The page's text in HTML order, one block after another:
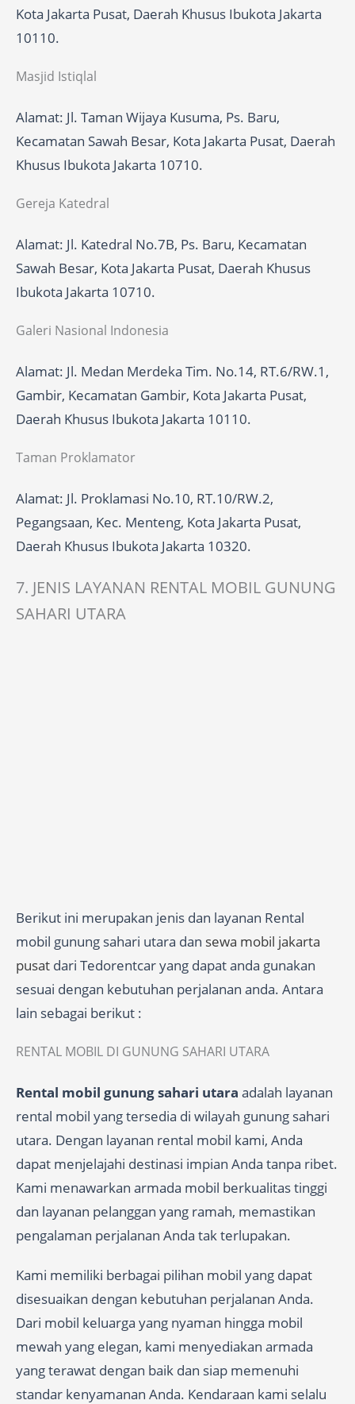
Kota Jakarta Pusat, Daerah Khusus Ibukota Jakarta
10110.
Masjid Istiqlal
Alamat: Jl. Taman Wijaya Kusuma, Ps. Baru,
Kecamatan Sawah Besar, Kota Jakarta Pusat, Daerah
Khusus Ibukota Jakarta 10710.
Gereja Katedral
Alamat: Jl. Katedral No.7B, Ps. Baru, Kecamatan
Sawah Besar, Kota Jakarta Pusat, Daerah Khusus
Ibukota Jakarta 10710.
Galeri Nasional Indonesia
Alamat: Jl. Medan Merdeka Tim. No.14, RT.6/RW.1,
Gambir, Kecamatan Gambir, Kota Jakarta Pusat,
Daerah Khusus Ibukota Jakarta 10110.
Taman Proklamator
Alamat: Jl. Proklamasi No.10, RT.10/RW.2,
Pegangsaan, Kec. Menteng, Kota Jakarta Pusat,
Daerah Khusus Ibukota Jakarta 10320.
7. JENIS LAYANAN RENTAL MOBIL GUNUNG
SAHARI UTARA
Berikut ini merupakan jenis dan layanan Rental
mobil gunung sahari utara dan sewa mobil jakarta
pusat dari Tedorentcar yang dapat anda gunakan
sesuai dengan kebutuhan perjalanan anda. Antara
lain sebagai berikut :
RENTAL MOBIL DI GUNUNG SAHARI UTARA
Rental mobil gunung sahari utara adalah layanan
rental mobil yang tersedia di wilayah gunung sahari
utara. Dengan layanan rental mobil kami, Anda
dapat menjelajahi destinasi impian Anda tanpa ribet.
Kami menawarkan armada mobil berkualitas tinggi
dan layanan pelanggan yang ramah, memastikan
pengalaman perjalanan Anda tak terlupakan.
Kami memiliki berbagai pilihan mobil yang dapat
disesuaikan dengan kebutuhan perjalanan Anda.
Dari mobil keluarga yang nyaman hingga mobil
mewah yang elegan, kami menyediakan armada
yang terawat dengan baik dan siap memenuhi
standar kenyamanan Anda. Kendaraan kami selalu